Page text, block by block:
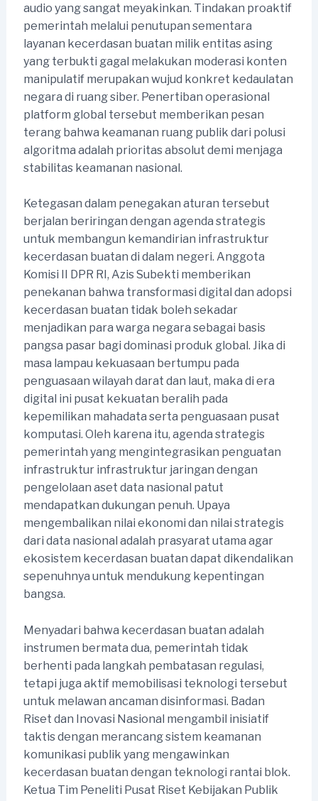
audio yang sangat meyakinkan. Tindakan proaktif
pemerintah melalui penutupan sementara
layanan kecerdasan buatan milik entitas asing
yang terbukti gagal melakukan moderasi konten
manipulatif merupakan wujud konkret kedaulatan
negara di ruang siber. Penertiban operasional
platform global tersebut memberikan pesan
terang bahwa keamanan ruang publik dari polusi
algoritma adalah prioritas absolut demi menjaga
stabilitas keamanan nasional.
Ketegasan dalam penegakan aturan tersebut
berjalan beriringan dengan agenda strategis
untuk membangun kemandirian infrastruktur
kecerdasan buatan di dalam negeri. Anggota
Komisi II DPR RI, Azis Subekti memberikan
penekanan bahwa transformasi digital dan adopsi
kecerdasan buatan tidak boleh sekadar
menjadikan para warga negara sebagai basis
pangsa pasar bagi dominasi produk global. Jika di
masa lampau kekuasaan bertumpu pada
penguasaan wilayah darat dan laut, maka di era
digital ini pusat kekuatan beralih pada
kepemilikan mahadata serta penguasaan pusat
komputasi. Oleh karena itu, agenda strategis
pemerintah yang mengintegrasikan penguatan
infrastruktur infrastruktur jaringan dengan
pengelolaan aset data nasional patut
mendapatkan dukungan penuh. Upaya
mengembalikan nilai ekonomi dan nilai strategis
dari data nasional adalah prasyarat utama agar
ekosistem kecerdasan buatan dapat dikendalikan
sepenuhnya untuk mendukung kepentingan
bangsa.
Menyadari bahwa kecerdasan buatan adalah
instrumen bermata dua, pemerintah tidak
berhenti pada langkah pembatasan regulasi,
tetapi juga aktif memobilisasi teknologi tersebut
untuk melawan ancaman disinformasi. Badan
Riset dan Inovasi Nasional mengambil inisiatif
taktis dengan merancang sistem keamanan
komunikasi publik yang mengawinkan
kecerdasan buatan dengan teknologi rantai blok.
Ketua Tim Peneliti Pusat Riset Kebijakan Publik